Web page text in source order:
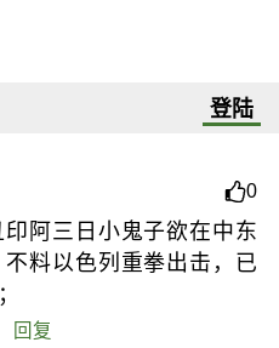
登陆
0
阿三日小鬼子欲在中东
料以色列重拳出击，已
回复